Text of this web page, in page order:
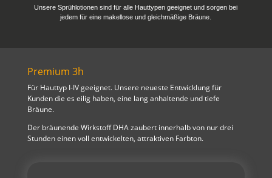
Unsere Sprühlotionen sind für alle Hauttypen geeignet und sorgen bei
jedem für eine makellose und gleichmäßige Bräune.
Premium 3h
Für Hauttyp I-IV geeignet. Unsere neueste Entwicklung für
Kunden die es eilig haben, eine lang anhaltende und tiefe
Bräune.
Der bräunende Wirkstoff DHA zaubert innerhalb von nur drei
Stunden einen voll entwickelten, attraktiven Farbton.